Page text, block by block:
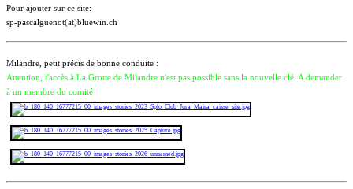
Pour ajouter sur ce site:
sp-pascalguenot(at)bluewin.ch
Milandre, petit précis de bonne conduite :
Attention, l'accès à La Grotte de Milandre n'est pas possible sans la nouvelle clé. A demander
à un membre du comité